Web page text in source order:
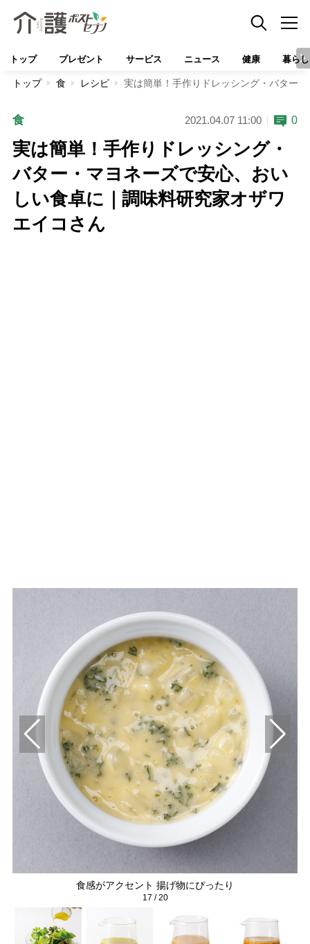
トップ プレゼント サービス ニュース 健康 暮らし
トップ 食 レシピ 実は簡単！手作りドレッシング・バター
食 2021.04.07 11:00 0
実は簡単！手作りドレッシング・
バター・マヨネーズで安心、おい
しい食卓に｜調味料研究家オザワ
エイコさん
食感がアクセント 揚げ物にぴったり
17 /20